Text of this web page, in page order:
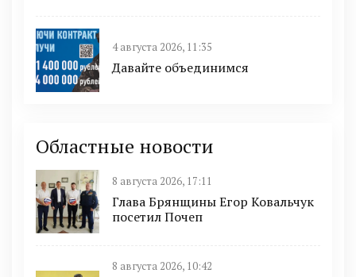
4 августа 2026, 11:35
Давайте объединимся
Областные новости
8 августа 2026, 17:11
Глава Брянщины Егор Ковальчук
посетил Почеп
8 августа 2026, 10:42